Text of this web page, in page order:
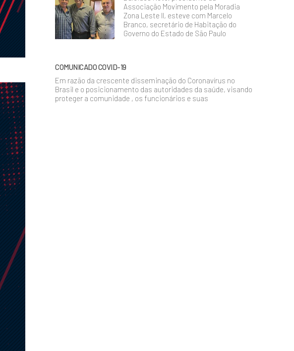
Associação Movimento pela Moradia
Zona Leste II, esteve com Marcelo
Branco, secretário de Habitação do
Governo do Estado de São Paulo
COMUNICADO COVID-19
Em razão da crescente disseminação do Coronavírus no
Brasil e o posicionamento das autoridades da saúde, visando
proteger a comunidade , os funcionários e suas